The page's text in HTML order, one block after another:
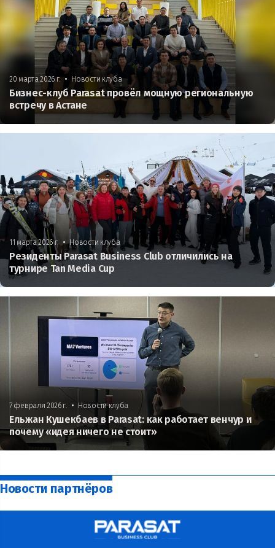
20 марта 2026 г. • Новости клуба
Бизнес-клуб Parasat провёл мощную региональную
встречу в Астане
11 марта 2026 г. • Новости клуба
Резиденты Parasat Business Club отличились на
турнире Tan Media Cup
7 февраля 2026 г. • Новости клуба
Ельжан Кушекбаев в Parasat: как работает венчур и
почему «идея ничего не стоит»
Новости партнёров